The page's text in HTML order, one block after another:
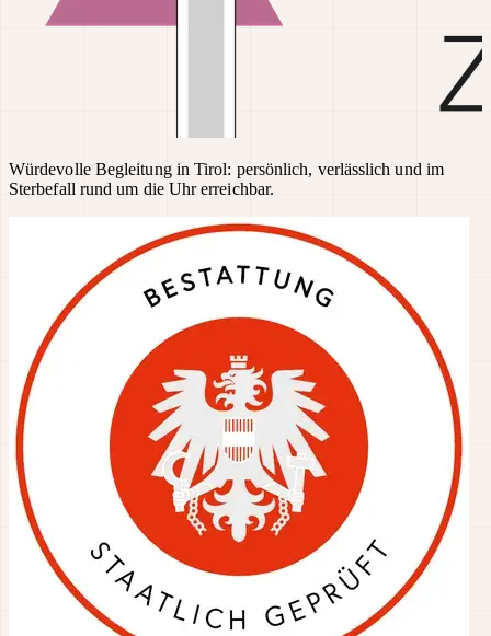
Würdevolle Begleitung in Tirol: persönlich, verlässlich und im
Sterbefall rund um die Uhr erreichbar.